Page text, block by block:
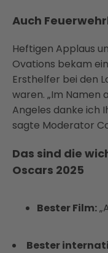
Auch
Heftigen Applaus
Ovations bekam
Ersthelfer bei den
waren. „Im Namen
Angeles danke ich
sagte Moderator
Das sind die
Oscars 2025
Bester Film:
Bester